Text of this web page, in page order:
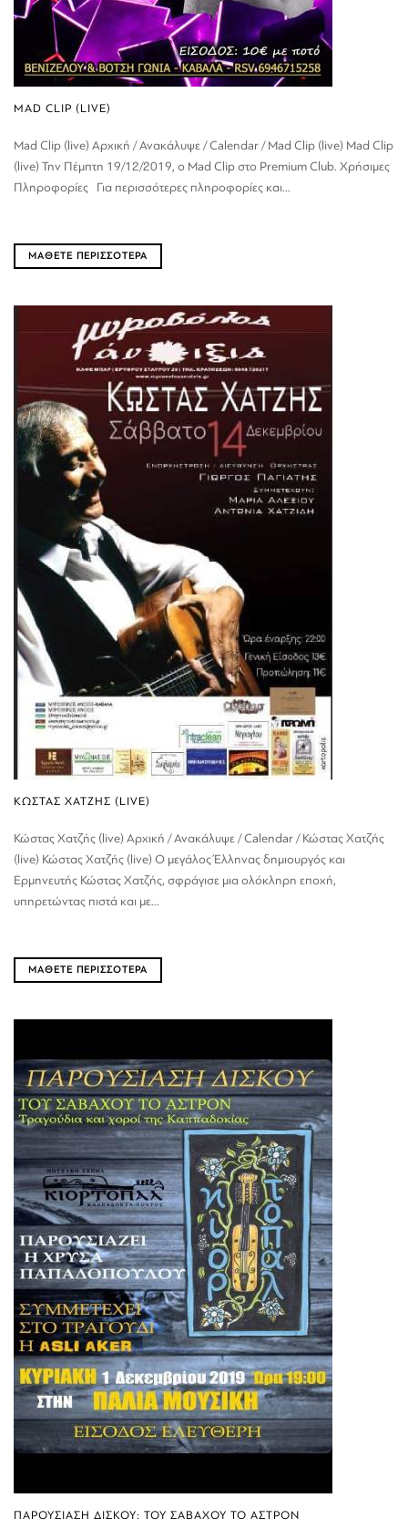
MAD CLIP (LIVE)
Mad Clip (live) Αρχική / Ανακάλυψε / Calendar / Mad Clip (live) Mad Clip
(live) Την Πέμπτη 19/12/2019, ο Mad Clip στο Premium Club. Χρήσιμες
Πληροφορίες Για περισσότερες πληροφορίες και...
ΜΑΘΕΤΕ ΠΕΡΙΣΣΟΤΕΡΑ
ΚΩΣΤΑΣ ΧΑΤΖΗΣ (LIVE)
Κώστας Χατζής (live) Αρχική / Ανακάλυψε / Calendar / Κώστας Χατζής
(live) Κώστας Χατζής (live) Ο μεγάλος Έλληνας δημιουργός και
Ερμηνευτής Κώστας Χατζής, σφράγισε μια ολόκληρη εποχή,
υπηρετώντας πιστά και με...
ΜΑΘΕΤΕ ΠΕΡΙΣΣΟΤΕΡΑ
ΠΑΡΟΥΣΙΑΣΗ ΔΙΣΚΟΥ: ΤΟΥ ΣΑΒΑΧΟΥ ΤΟ ΑΣΤΡΟΝ